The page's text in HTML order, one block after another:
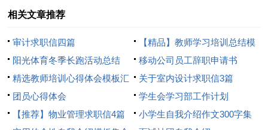
相关文章推荐
审计求职信四篇
【精品】教师学习培训总结模
板8篇
阳光体育冬季长跑活动总结
移动公司员工辞职申请书
精选教师培训心得体会模板汇
总8篇
关于室内设计求职信3篇
团员心得体会
学生会学习部工作计划
【推荐】物业管理求职信4篇
小学生自我介绍作文300字集